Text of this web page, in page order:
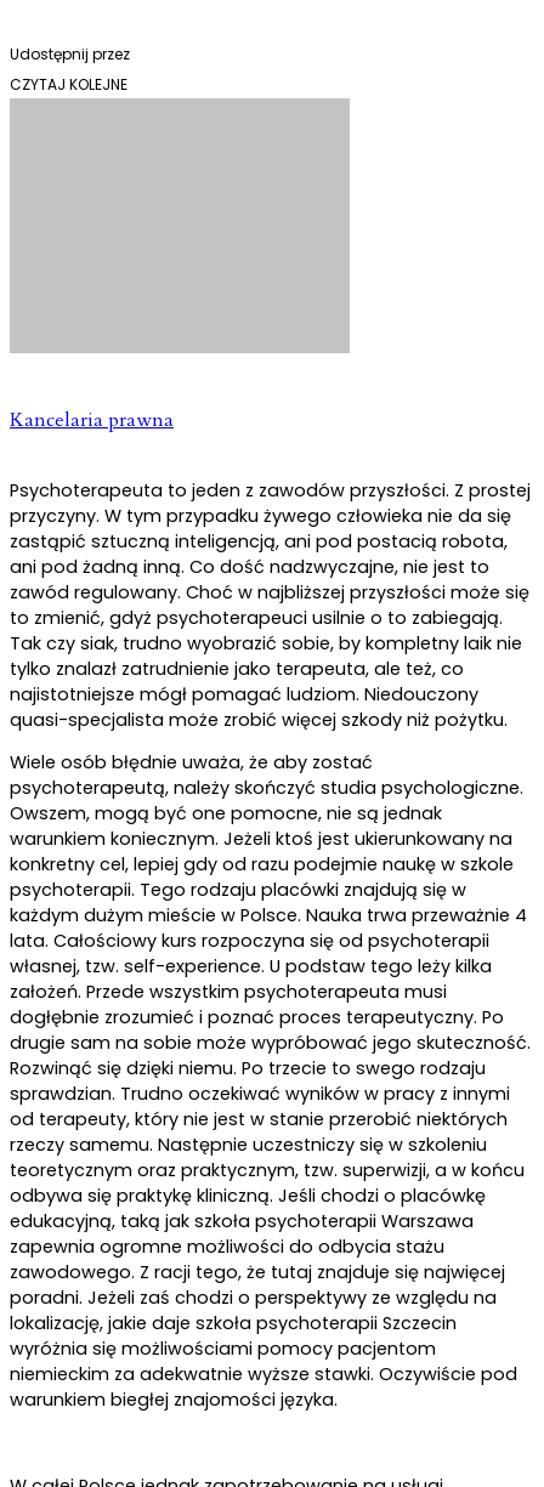
Udostępnij przez
CZYTAJ KOLEJNE
Kancelaria prawna
Psychoterapeuta to jeden z zawodów przyszłości. Z prostej
przyczyny. W tym przypadku żywego człowieka nie da się
zastąpić sztuczną inteligencją, ani pod postacią robota,
ani pod żadną inną. Co dość nadzwyczajne, nie jest to
zawód regulowany. Choć w najbliższej przyszłości może się
to zmienić, gdyż psychoterapeuci usilnie o to zabiegają.
Tak czy siak, trudno wyobrazić sobie, by kompletny laik nie
tylko znalazł zatrudnienie jako terapeuta, ale też, co
najistotniejsze mógł pomagać ludziom. Niedouczony
quasi-specjalista może zrobić więcej szkody niż pożytku.
Wiele osób błędnie uważa, że aby zostać
psychoterapeutą, należy skończyć studia psychologiczne.
Owszem, mogą być one pomocne, nie są jednak
warunkiem koniecznym. Jeżeli ktoś jest ukierunkowany na
konkretny cel, lepiej gdy od razu podejmie naukę w szkole
psychoterapii. Tego rodzaju placówki znajdują się w
każdym dużym mieście w Polsce. Nauka trwa przeważnie 4
lata. Całościowy kurs rozpoczyna się od psychoterapii
własnej, tzw. self-experience. U podstaw tego leży kilka
założeń. Przede wszystkim psychoterapeuta musi
dogłębnie zrozumieć i poznać proces terapeutyczny. Po
drugie sam na sobie może wypróbować jego skuteczność.
Rozwinąć się dzięki niemu. Po trzecie to swego rodzaju
sprawdzian. Trudno oczekiwać wyników w pracy z innymi
od terapeuty, który nie jest w stanie przerobić niektórych
rzeczy samemu. Następnie uczestniczy się w szkoleniu
teoretycznym oraz praktycznym, tzw. superwizji, a w końcu
odbywa się praktykę kliniczną. Jeśli chodzi o placówkę
edukacyjną, taką jak szkoła psychoterapii Warszawa
zapewnia ogromne możliwości do odbycia stażu
zawodowego. Z racji tego, że tutaj znajduje się najwięcej
poradni. Jeżeli zaś chodzi o perspektywy ze względu na
lokalizację, jakie daje szkoła psychoterapii Szczecin
wyróżnia się możliwościami pomocy pacjentom
niemieckim za adekwatnie wyższe stawki. Oczywiście pod
warunkiem biegłej znajomości języka.